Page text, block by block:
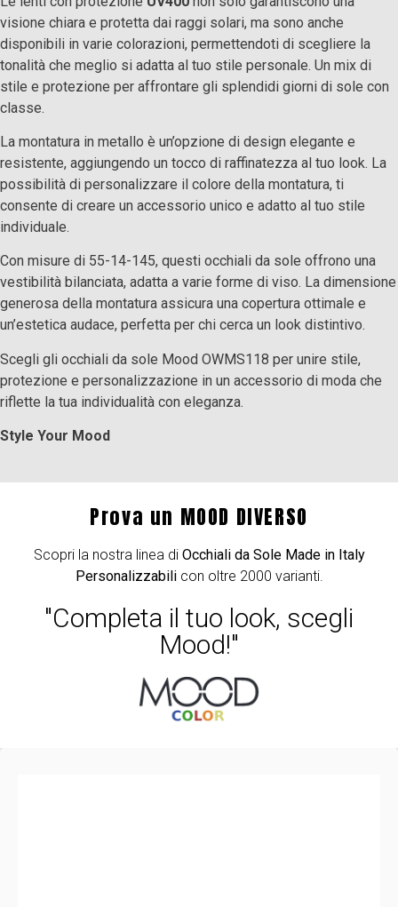
visione chiara e protetta dai raggi solari, ma sono anche
disponibili in varie colorazioni, permettendoti di scegliere la
tonalità che meglio si adatta al tuo stile personale. Un mix di
stile e protezione per affrontare gli splendidi giorni di sole con
classe.
La montatura in metallo è un’opzione di design elegante e
resistente, aggiungendo un tocco di raffinatezza al tuo look. La
possibilità di personalizzare il colore della montatura, ti
consente di creare un accessorio unico e adatto al tuo stile
individuale.
Con misure di 55-14-145, questi occhiali da sole offrono una
vestibilità bilanciata, adatta a varie forme di viso. La dimensione
generosa della montatura assicura una copertura ottimale e
un’estetica audace, perfetta per chi cerca un look distintivo.
Scegli gli occhiali da sole Mood OWMS118 per unire stile,
protezione e personalizzazione in un accessorio di moda che
riflette la tua individualità con eleganza.
Style Your Mood
Prova un MOOD DIVERSO
Scopri la nostra linea di Occhiali da Sole Made in Italy
Personalizzabili con oltre 2000 varianti.
"Completa il tuo look, scegli
Mood!"